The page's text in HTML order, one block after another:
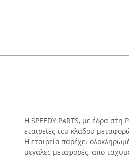
Η SPEEDY PARTS, με έδρα στη
εταιρείες του κλάδου
Η εταιρεία παρέχει
μεγάλες μεταφορές, από